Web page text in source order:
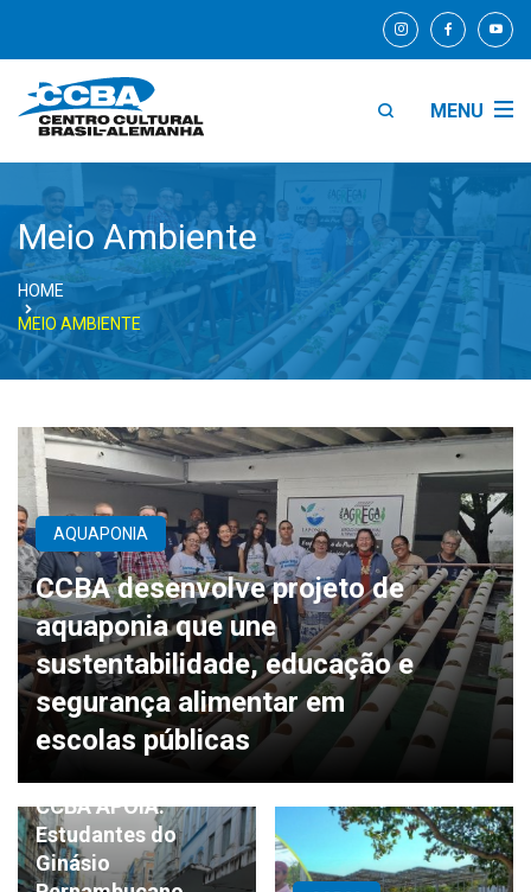
MENU
Meio Ambiente
HOME
MEIO AMBIENTE
AQUAPONIA
CCBA desenvolve projeto de
aquaponia que une
sustentabilidade, educação e
segurança alimentar em
escolas públicas
CCBA APOIA:
Estudantes do
Ginásio